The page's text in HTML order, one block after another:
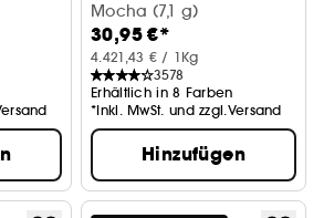
Mocha (7,1 g)
30,95 €*
4.421,43 € / 1Kg
3578
Erhältlich in 8 Farben
*Inkl. MwSt. und zzgl.Versand
Hinzufügen